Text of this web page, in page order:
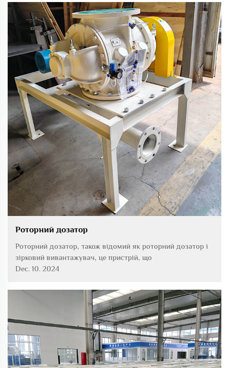
Роторний дозатор
Роторний дозатор, також відомий як роторний дозатор і
зірковий вивантажувач, це пристрій, що
використовується для транспортування твердих
склад Оболонка: Зазвичай виготовлена з чавуну або
Dec. 10. 2024